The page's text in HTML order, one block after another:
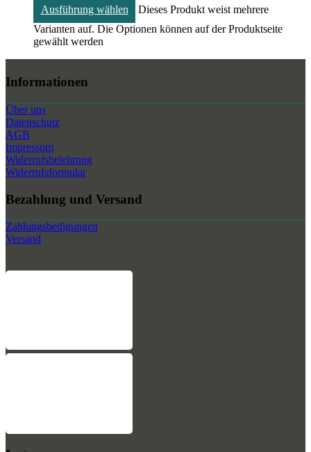
Ausführung wählen
Dieses Produkt weist mehrere
Varianten auf. Die Optionen können auf der Produktseite
gewählt werden
Informationen
Über uns
Datenschutz
AGB
Impressum
Widerrufsbelehrung
Widerrufsformular
Bezahlung und Versand
Zahlungsbedigungen
Versand